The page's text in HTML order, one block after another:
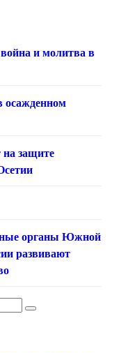
и молитва в
осажденном
на защите
органы Южной
развивают